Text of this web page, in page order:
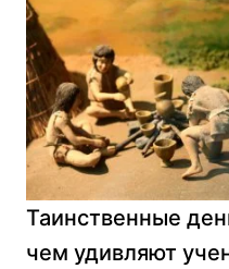
Таинственные
чем удивляют